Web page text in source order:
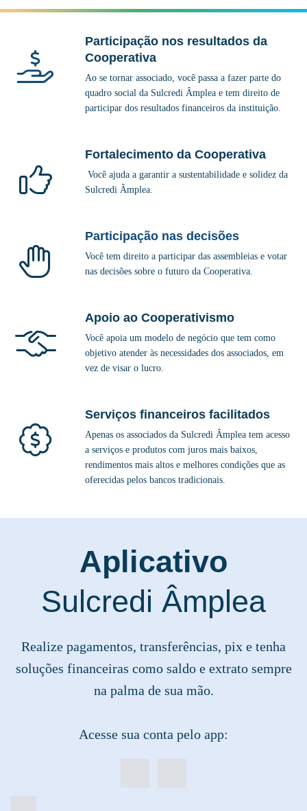
Participação nos resultados da
Cooperativa
Ao se tornar associado, você passa a fazer parte do
quadro social da Sulcredi Âmplea e tem direito de
participar dos resultados financeiros da instituição.
Fortalecimento da Cooperativa
Você ajuda a garantir a sustentabilidade e solidez da
Sulcredi Âmplea.
Participação nas decisões
Você tem direito a participar das assembleias e votar
nas decisões sobre o futuro da Cooperativa.
Apoio ao Cooperativismo
Você apoia um modelo de negócio que tem como
objetivo atender às necessidades dos associados, em
vez de visar o lucro.
Serviços financeiros facilitados
Apenas os associados da Sulcredi Âmplea tem acesso
a serviços e produtos com juros mais baixos,
rendimentos mais altos e melhores condições que as
oferecidas pelos bancos tradicionais.
Aplicativo
Sulcredi Âmplea
Realize pagamentos, transferências, pix e tenha
soluções financeiras como saldo e extrato sempre
na palma de sua mão.
Acesse sua conta pelo app: